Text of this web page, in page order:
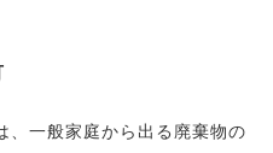
、一般家庭から出る廃棄物の